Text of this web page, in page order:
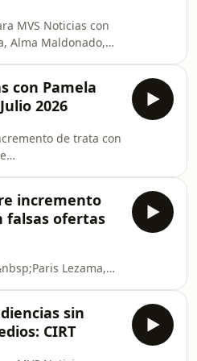
MVS Noticias con
Alma Maldonado,
del proceso de
resultados
detectados en el
con el
una
urgente ante
con Pamela
2026
de trata con
incremento
falsas ofertas
Lezama,
estos casos
no comienza en
o la
sin
CIRT